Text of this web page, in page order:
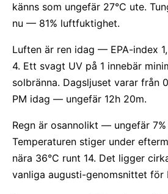
känns som ungefär 27°C ute.
nu — 81% luftfuktighet.
Luften är ren idag — EPA-index
4. Ett svagt UV på 1 innebär
solbränna. Dagsljuset varar från
PM idag — ungefär 12h 20m.
Regn är osannolikt — ungefär
Temperaturen stiger under
nära 36°C runt 14. Det ligger
vanliga augusti-genomsnittet för